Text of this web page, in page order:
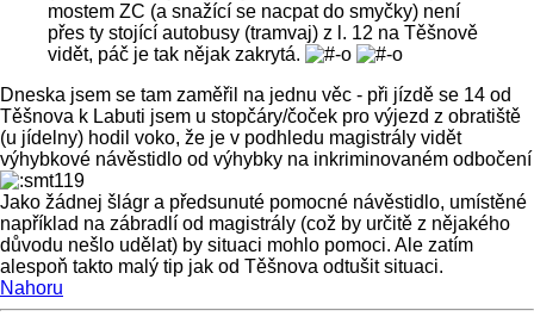
mostem ZC (a snažící se nacpat do smyčky) není
přes ty stojící autobusy (tramvaj) z l. 12 na Těšnově
vidět, páč je tak nějak zakrytá.
Dneska jsem se tam zaměřil na jednu věc - při jízdě se 14 od
Těšnova k Labuti jsem u stopčáry/čoček pro výjezd z obratiště
(u jídelny) hodil voko, že je v podhledu magistrály vidět
výhybkové návěstidlo od výhybky na inkriminovaném odbočení
Jako žádnej šlágr a předsunuté pomocné návěstidlo, umístěné
například na zábradlí od magistrály (což by určitě z nějakého
důvodu nešlo udělat) by situaci mohlo pomoci. Ale zatím
alespoň takto malý tip jak od Těšnova odtušit situaci.
Nahoru